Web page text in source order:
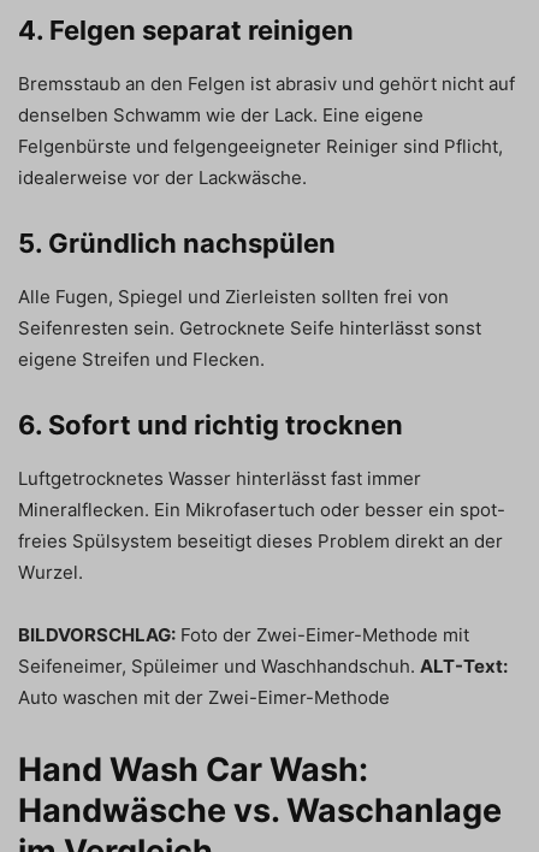
4. Felgen separat reinigen
Bremsstaub an den Felgen ist abrasiv und gehört nicht auf
denselben Schwamm wie der Lack. Eine eigene
Felgenbürste und felgengeeigneter Reiniger sind Pflicht,
idealerweise vor der Lackwäsche.
5. Gründlich nachspülen
Alle Fugen, Spiegel und Zierleisten sollten frei von
Seifenresten sein. Getrocknete Seife hinterlässt sonst
eigene Streifen und Flecken.
6. Sofort und richtig trocknen
Luftgetrocknetes Wasser hinterlässt fast immer
Mineralflecken. Ein Mikrofasertuch oder besser ein spot-
freies Spülsystem beseitigt dieses Problem direkt an der
Wurzel.
BILDVORSCHLAG: Foto der Zwei-Eimer-Methode mit
Seifeneimer, Spüleimer und Waschhandschuh. ALT-Text:
Auto waschen mit der Zwei-Eimer-Methode
Hand Wash Car Wash:
Handwäsche vs. Waschanlage